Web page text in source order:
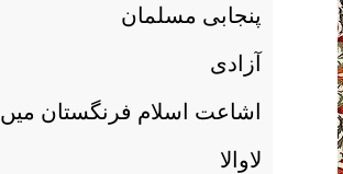
پنجابی مسلمان
آزادی
اشاعت اسلام فرنگستان ميں
لاوالا